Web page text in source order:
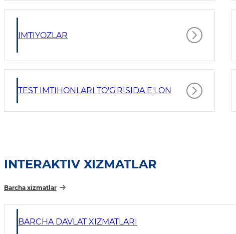
IMTIYOZLAR
TEST IMTIHONLARI TO'G'RISIDA E'LON
INTERAKTIV XIZMATLAR
Barcha xizmatlar
BARCHA DAVLAT XIZMATLARI